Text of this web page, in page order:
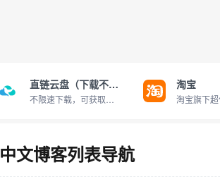
直链云盘（下载不限速） 淘宝
中文博客列表导航